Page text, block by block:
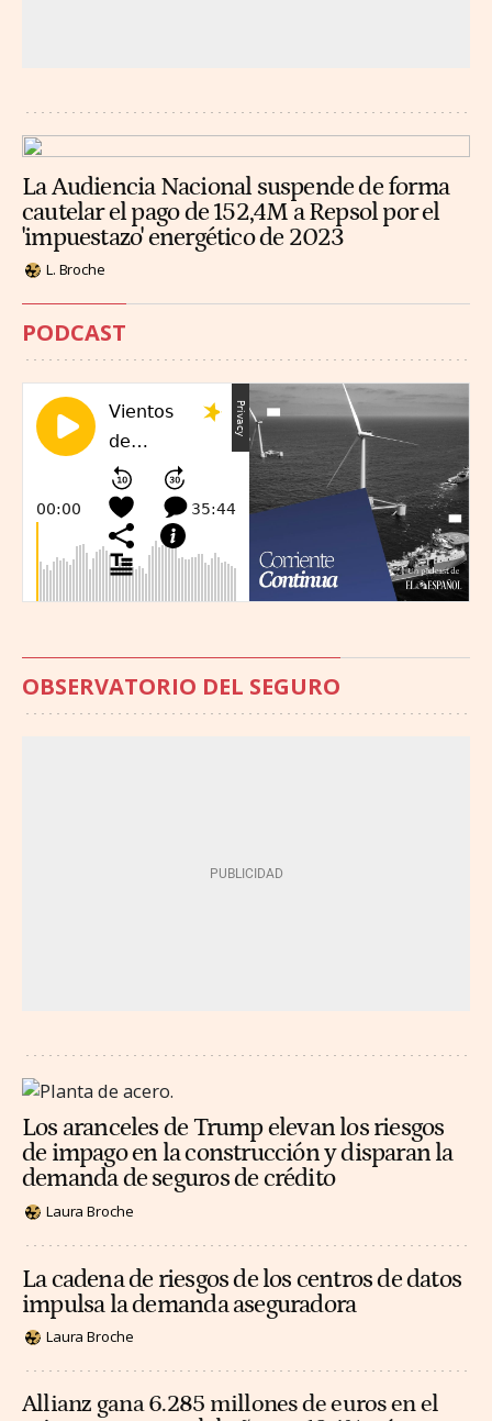
La Audiencia Nacional suspende de forma
cautelar el pago de 152,4M a Repsol por el
'impuestazo' energético de 2023
L. Broche
PODCAST
OBSERVATORIO DEL SEGURO
Los aranceles de Trump elevan los riesgos
de impago en la construcción y disparan la
demanda de seguros de crédito
Laura Broche
La cadena de riesgos de los centros de datos
impulsa la demanda aseguradora
Laura Broche
Allianz gana 6.285 millones de euros en el